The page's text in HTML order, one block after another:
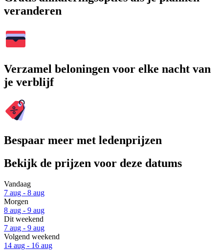
veranderen
Verzamel beloningen voor elke nacht van
je verblijf
Bespaar meer met ledenprijzen
Bekijk de prijzen voor deze datums
Vandaag
7 aug - 8 aug
Morgen
8 aug - 9 aug
Dit weekend
7 aug - 9 aug
Volgend weekend
14 aug - 16 aug